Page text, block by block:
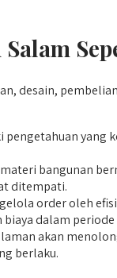
desain,
yang
bangunan
ditempati.
order oleh
dalam periode
akan
berlaku.